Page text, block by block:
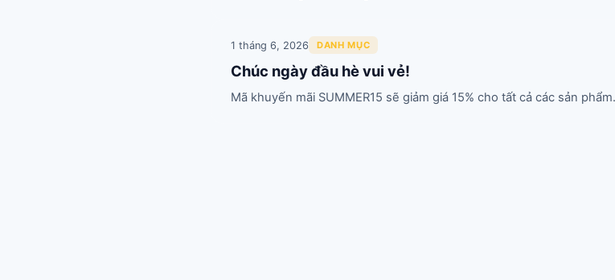
1 tháng 6, 2026 DANH MỤC
Chúc ngày đầu hè vui vẻ!
Mã khuyến mãi SUMMER15 sẽ giảm giá 15% cho tất cả các sản